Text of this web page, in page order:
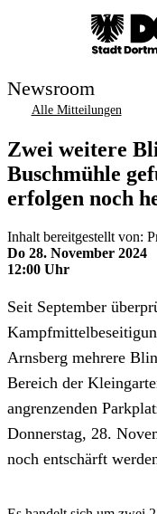
Newsroom
Alle Mitteilungen
Zwei weitere
Buschmühle
erfolgen noch
Inhalt bereitgestellt von:
Do 28. November 2024
12:00 Uhr
Seit September
Arnsberg mehrere
Bereich der
angrenzenden
Donnerstag, 28.
noch entschärft